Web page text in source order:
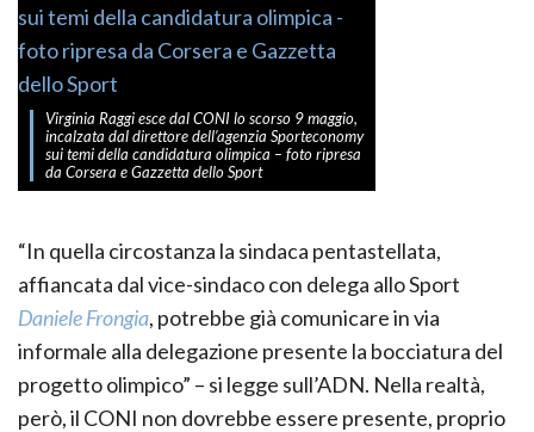
Virginia Raggi esce dal CONI lo scorso 9 maggio,
incalzata dal direttore dell’agenzia Sporteconomy
sui temi della candidatura olimpica – foto ripresa
da Corsera e Gazzetta dello Sport
“In quella circostanza la sindaca pentastellata,
affiancata dal vice-sindaco con delega allo Sport
Daniele Frongia, potrebbe già comunicare in via
informale alla delegazione presente la bocciatura del
progetto olimpico” – si legge sull’ADN. Nella realtà,
però, il CONI non dovrebbe essere presente, proprio